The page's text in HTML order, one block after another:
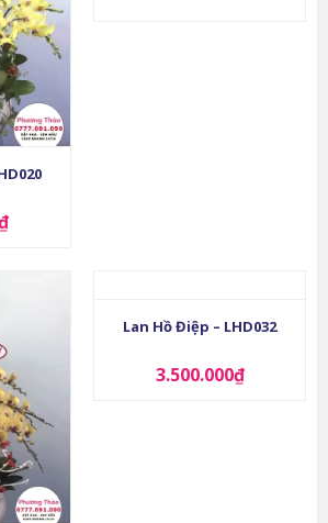
Lan Hồ Điệp – LHD032
3.500.000₫